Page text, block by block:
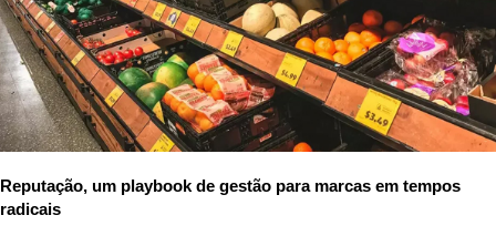
Reputação, um playbook de gestão para marcas em tempos
radicais